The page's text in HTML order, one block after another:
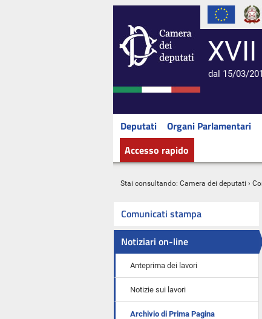
dal 15/03/
Deputati Organi Parlamentari
Accesso rapido
Stai consultando: Camera dei deputati ›
Comunicati stampa
Notiziari on-line
Anteprima dei lavori
Notizie sui lavori
Archivio di Prima Pagina